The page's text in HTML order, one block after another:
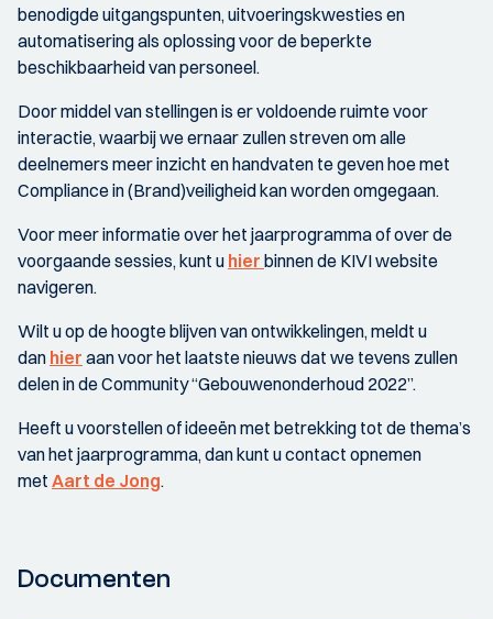
benodigde uitgangspunten, uitvoeringskwesties en
automatisering als oplossing voor de beperkte
beschikbaarheid van personeel.
Door middel van stellingen is er voldoende ruimte voor
interactie, waarbij we ernaar zullen streven om alle
deelnemers meer inzicht en handvaten te geven hoe met
Compliance in (Brand)veiligheid kan worden omgegaan.
Voor meer informatie over het jaarprogramma of over de
voorgaande sessies, kunt u hier binnen de KIVI website
navigeren.
Wilt u op de hoogte blijven van ontwikkelingen, meldt u
dan hier aan voor het laatste nieuws dat we tevens zullen
delen in de Community “Gebouwenonderhoud 2022”.
Heeft u voorstellen of ideeën met betrekking tot de thema’s
van het jaarprogramma, dan kunt u contact opnemen
met Aart de Jong.
Documenten